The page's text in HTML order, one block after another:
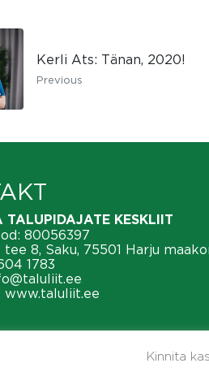
Kerli Ats: Tänan, 2020!
Previous
TALUPIDAJATE KESKLIIT
80056397
8, Saku, 75501 Harju
1783
www.taluliit.ee
Kinnita